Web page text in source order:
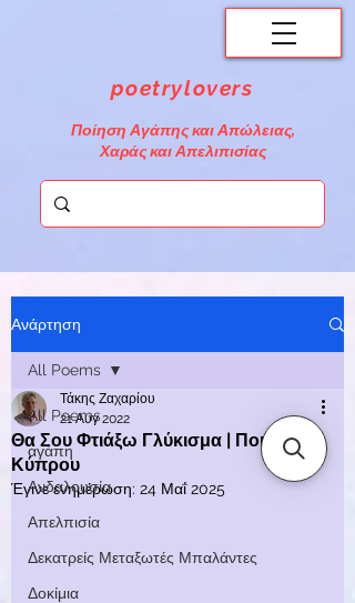
poetrylovers
Ποίηση Αγάπης και Απώλειας,
Χαράς και Απελιπισίας
Ανάρτηση
All Poems
αγάπη
Ανδαλουσία
Απελπισία
Δεκατρείς Μεταξωτές Μπαλάντες
Δοκίμια
All Poems
Θα Σου Φτιάξω Γλύκισμα | Ποιήματα
Κύπρου
Τάκης Ζαχαρίου
21 Αυγ 2022
Έγινε ενημέρωση: 24 Μαΐ 2025